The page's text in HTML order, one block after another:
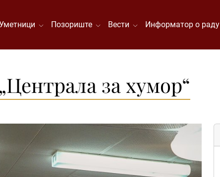
Позориште Вести Информатор о раду
за хумор“